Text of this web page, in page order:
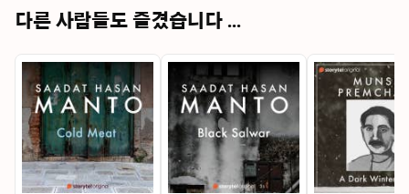
다른 사람들도 즐겼습니다 ...